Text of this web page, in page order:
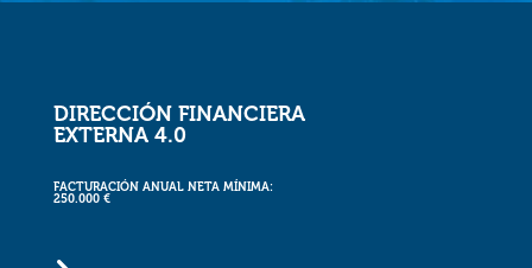
DIRECCIÓN FINANCIERA
EXTERNA 4.0
FACTURACIÓN ANUAL NETA MÍNIMA:
250.000 €